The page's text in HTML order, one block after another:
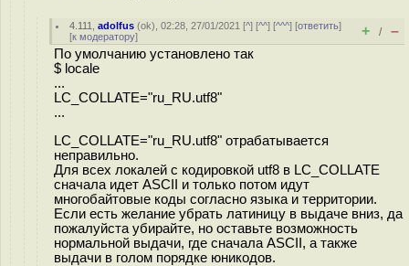
4.111 ,adolfus (ok), 02:28, 27/01/2021 [^] [^^] [^^^] [ответить]
[к модератору] + / –
По умолчанию установлено так
$ locale
...
LC_COLLATE="ru_RU.utf8"
...
LC_COLLATE="ru_RU.utf8" отрабатывается
неправильно.
Для всех локалей с кодировкой utf8 в LC_COLLATE
cначала идет ASCII и только потом идут
многобайтовые коды согласно языка и территории.
Если есть желание убрать латиницу в выдаче вниз, да
пожалуйста убирайте, но оставьте возможность
нормальной выдачи, где сначала ASCII, а также
выдачи в голом порядке юникодов.